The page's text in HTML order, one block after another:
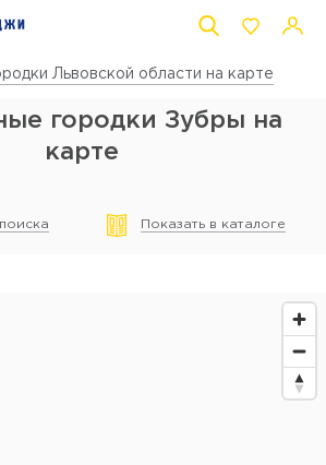
Львовской области на карте
городки Зубры на
карте
Показать в каталоге